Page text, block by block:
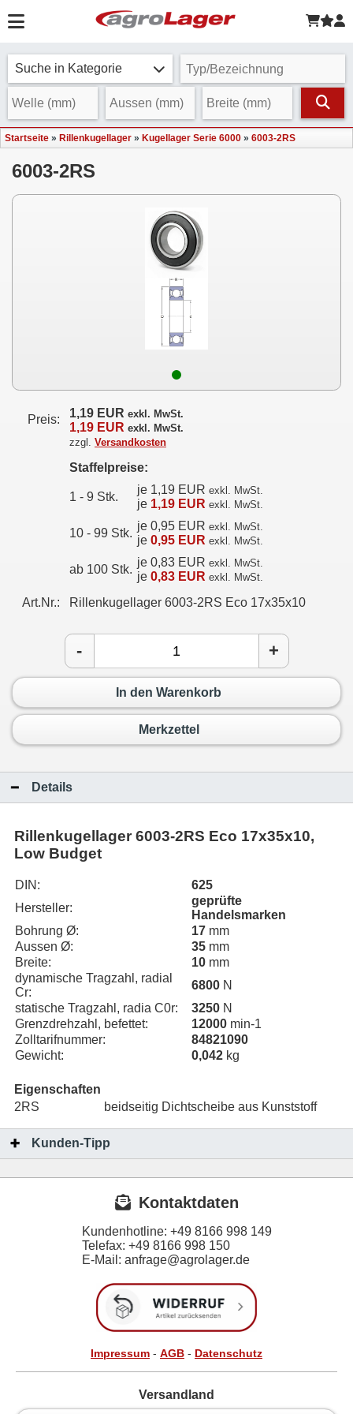
Suche in Kategorie
Startseite » Rillenkugellager » Kugellager Serie 6000 » 6003-2RS
6003-2RS
Preis: 1,19 EUR exkl. MwSt.
1,19 EUR exkl. MwSt.
zzgl. Versandkosten
Staffelpreise:
1 - 9 Stk.
je 1,19 EUR exkl. MwSt.
je 1,19 EUR exkl. MwSt.
10 - 99 Stk.
je 0,95 EUR exkl. MwSt.
je 0,95 EUR exkl. MwSt.
ab 100 Stk.
je 0,83 EUR exkl. MwSt.
je 0,83 EUR exkl. MwSt.
Art.Nr.: Rillenkugellager 6003-2RS Eco 17x35x10
- +
In den Warenkorb
Merkzettel
Details
Rillenkugellager 6003-2RS Eco 17x35x10,
Low Budget
DIN:
625
Hersteller:
geprüfte
Handelsmarken
Bohrung Ø:
17 mm
Aussen Ø:
35 mm
Breite:
10 mm
dynamische Tragzahl, radial
Cr:
6800 N
statische Tragzahl, radia C0r:
3250 N
Grenzdrehzahl, befettet:
12000 min-1
Zolltarifnummer:
84821090
Gewicht:
0,042 kg
Eigenschaften
2RS
beidseitig Dichtscheibe aus Kunststoff
Kunden-Tipp
Kontaktdaten
Kundenhotline: +49 8166 998 149
Telefax: +49 8166 998 150
E-Mail: anfrage@agrolager.de
Impressum - AGB - Datenschutz
Versandland